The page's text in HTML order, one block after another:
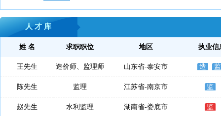
人 才 库
姓 名 求职职位 地区 执业信
王先生 造价师、监理师 山东省-泰安市 造 监
陈先生 监理 江苏省-南京市 监
赵先生 水利监理 湖南省-娄底市 监